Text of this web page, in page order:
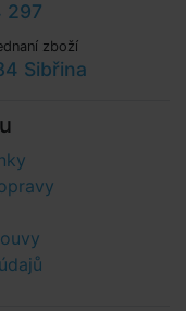
297
zboží
Sibřina